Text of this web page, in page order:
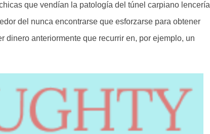
que vendían la patologí­a del túnel carpiano lencería
del nunca encontrarse que esforzarse para obtener
dinero anteriormente que recurrir en, por ejemplo, un